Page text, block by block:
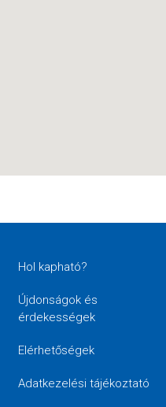
Hol kapható?
Újdonságok és
érdekességek
Elérhetőségek
Adatkezelési tájékoztató